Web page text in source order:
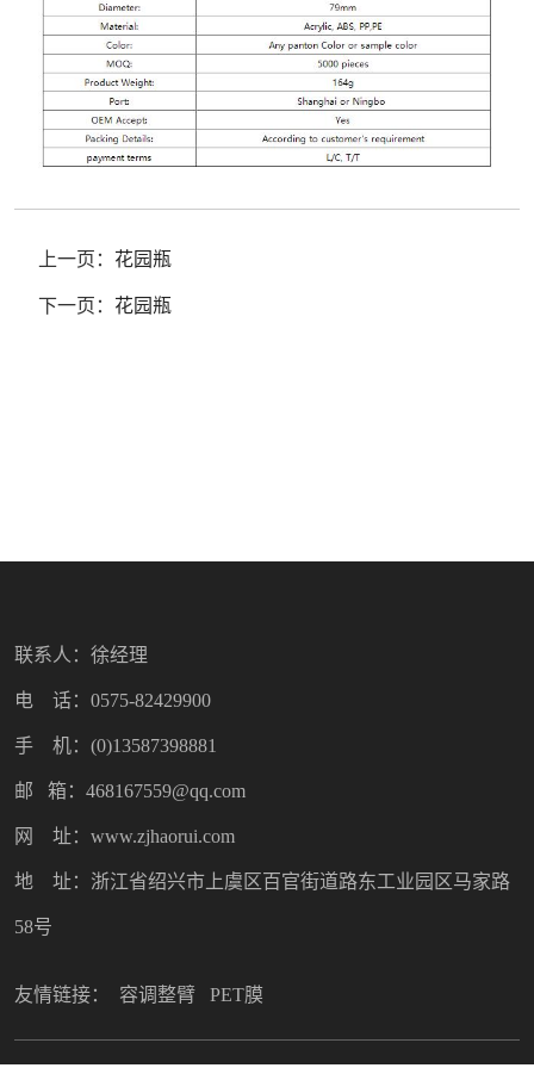
上一页： 花园瓶
下一页： 花园瓶
联系人：徐经理
电 话：0575-82429900
手 机：(0)13587398881
邮 箱：468167559@qq.com
网 址：www.zjhaorui.com
地 址：浙江省绍兴市上虞区百官街道路东工业园区马家路
58号
友情链接： 容调整臂 PET膜